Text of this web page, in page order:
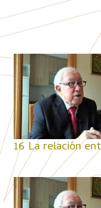
16 La relación